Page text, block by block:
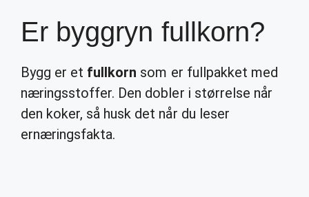
Er byggryn fullkorn?
Bygg er et fullkorn som er fullpakket med
næringsstoffer. Den dobler i størrelse når
den koker, så husk det når du leser
ernæringsfakta.